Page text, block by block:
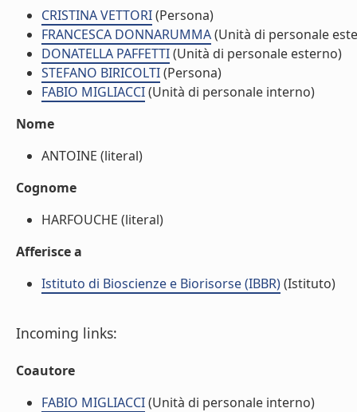
CRISTINA VETTORI(Persona)
FRANCESCA DONNARUMMA(Unità di personale
DONATELLA PAFFETTI(Unità di personale esterno)
STEFANO BIRICOLTI(Persona)
FABIO MIGLIACCI(Unità di personale interno)
Nome
ANTOINE (literal)
Cognome
HARFOUCHE (literal)
Afferisce a
Istituto di Bioscienze e Biorisorse (IBBR)(Istituto)
Incoming links:
Coautore
FABIO MIGLIACCI(Unità di personale interno)